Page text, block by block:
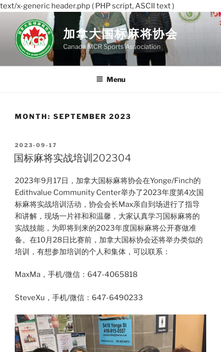
text/x-generic header.php ( PHP script, ASCII text )
content
加拿大国标麻将协会
Canada MCR Sports Association
Menu
MONTH: SEPTEMBER 2023
POSTED
ON
2023-09-17
国标麻将实战培训202304
2023年9月17日，加拿大国标麻将协会在Yonge/Finch的
Edithvalue Community Center举办了2023年度第4次国
标麻将实战培训活动，协会会长Max亲自到场进行了指导
和讲解，现场一片祥和和温馨，大家认真学习国标麻将的
实战技能，为即将到来的2023年度国标麻将公开赛做准
备。在10月28日比赛前，加拿大国标协会还将举办类似的
培训，有想参加培训的个人和集体，可以联系：
MaxMa，手机/微信：647-4065818
SteveXu，手机/微信：647-6490233